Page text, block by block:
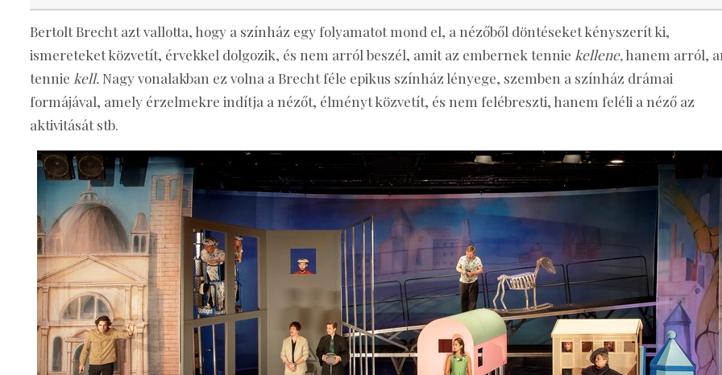
Bertolt Brecht azt vallotta, hogy a színház egy folyamatot mond el, a nézőből döntéseket kényszerít ki,
ismereteket közvetít, érvekkel dolgozik, és nem arról beszél, amit az embernek tennie kellene,hanem arról,
tennie kell. Nagy vonalakban ez volna a Brecht féle epikus színház lényege, szemben a színház drámai
formájával, amely érzelmekre indítja a nézőt, élményt közvetít, és nem felébreszti, hanem feléli a néző az
aktivitását stb.